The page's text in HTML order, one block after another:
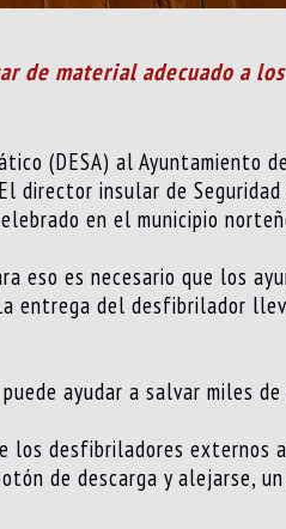
de material adecuado a
(DESA) al Ayuntamiento
director insular de Seguridad
en el municipio
eso es necesario que los
entrega del desfibrilador
ayudar a salvar miles
los desfibriladores externos
de descarga y alejarse,